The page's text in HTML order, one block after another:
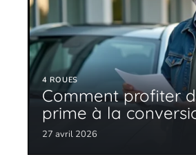
4 ROUES
Comment profiter
prime à la
27 avril 2026